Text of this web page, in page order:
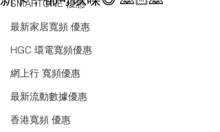
SMARTONE 優惠
最新家居寬頻 優惠
HGC 環電寬頻優惠
網上行 寬頻優惠
最新流動數據優惠
香港寬頻 優惠